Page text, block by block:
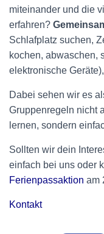
miteinander und die
erfahren?
Schlafplatz suchen,
kochen, abwaschen,
elektronische
Dabei sehen wir es
Gruppenregeln nicht
lernen, sondern
Sollten wir dein
einfach bei uns oder
Ferienpassaktion am
Kontakt